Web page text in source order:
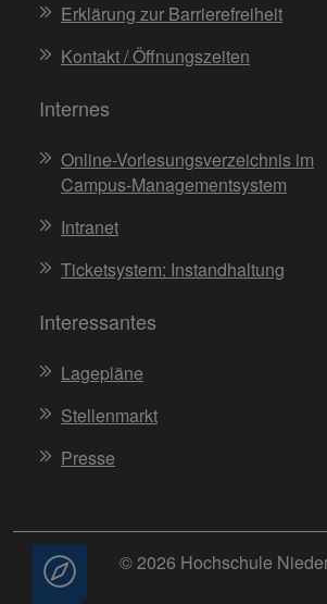
Erklärung zur Barrierefreiheit
Kontakt / Öffnungszeiten
Internes
Online-Vorlesungsverzeichnis im
Campus-Managementsystem
Intranet
Ticketsystem: Instandhaltung
Interessantes
Lagepläne
Stellenmarkt
Presse
© 2026 Hochschule
Beratung